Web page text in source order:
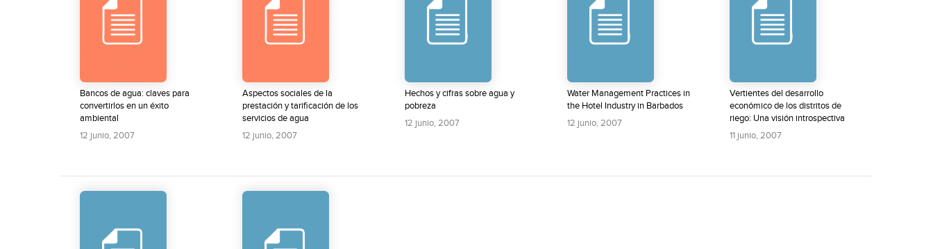
Bancos de agua: claves para
convertirlos en un éxito
ambiental
12 junio, 2007
Aspectos sociales de la
prestación y tarificación de los
servicios de agua
12 junio, 2007
Hechos y cifras sobre agua y
pobreza
12 junio, 2007
Water Management Practices in
the Hotel Industry in Barbados
12 junio, 2007
Vertientes del desarrollo
económico de los distritos de
riego: Una visión introspectiva
11 junio, 2007